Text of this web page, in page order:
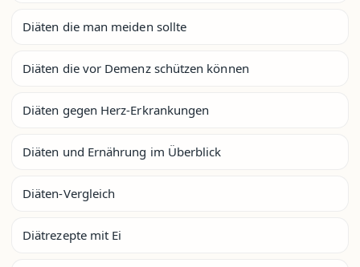
Diäten die man meiden sollte
Diäten die vor Demenz schützen können
Diäten gegen Herz-Erkrankungen
Diäten und Ernährung im Überblick
Diäten-Vergleich
Diätrezepte mit Ei